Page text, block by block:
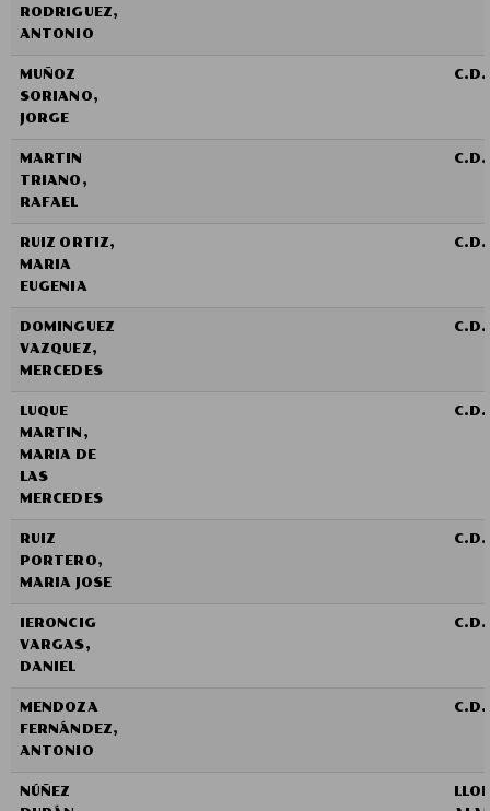
RODRIGUEZ,
ANTONIO
MUÑOZ
SORIANO,
JORGE
MARTIN
TRIANO,
RAFAEL
RUIZ ORTIZ,
MARIA
EUGENIA
DOMINGUEZ
VAZQUEZ,
MERCEDES
LUQUE
MARTIN,
MARIA DE
LAS
MERCEDES
RUIZ
PORTERO,
MARIA JOSE
IERONCIG
VARGAS,
DANIEL
C.D.
MENDOZA
FERNÁNDEZ,
ANTONIO
C.D.
NÚÑEZ